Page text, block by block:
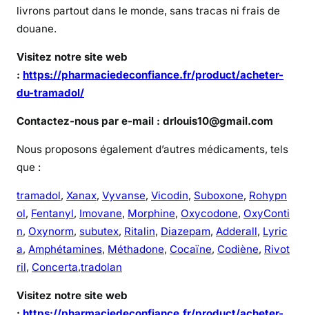
livrons partout dans le monde, sans tracas ni frais de
douane.
Visitez notre site web
: https://pharmaciedeconfiance.fr/product/acheter-
du-tramadol/
Contactez-nous par e-mail : drlouis10@gmail.com
Nous proposons également d’autres médicaments, tels
que :
tramadol, Xanax, Vyvanse, Vicodin, Suboxone, Rohypn
ol, Fentanyl, Imovane, Morphine, Oxycodone, OxyConti
n, Oxynorm, subutex, Ritalin, Diazepam, Adderall, Lyric
a, Amphétamines, Méthadone, Cocaïne, Codiène, Rivot
ril, Concerta,tradolan
Visitez notre site web